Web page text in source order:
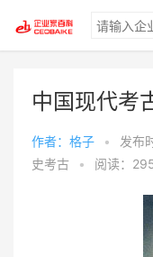
中国现代考
作者：格子 • 发布
史考古
• 阅读：